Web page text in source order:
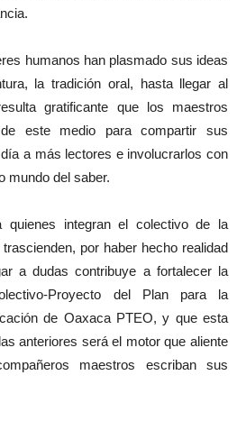
humanos han plasmado sus ideas
la tradición oral, hasta llegar al
gratificante que los maestros
este medio para compartir sus
a más lectores e involucrarlos con
mundo del saber.
quienes integran el colectivo de la
por haber hecho realidad
a dudas contribuye a fortalecer la
Proyecto del Plan para la
de Oaxaca PTEO, y que esta
anteriores será el motor que aliente
maestros escriban sus